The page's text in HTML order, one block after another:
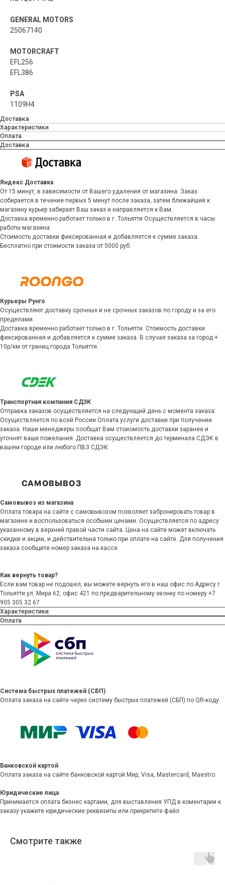
GENERAL MOTORS
25067140
MOTORCRAFT
EFL256
EFL386
PSA
1109H4
Доставка
Характеристики
Оплата
Доставка
Яндекс Доставка
От 15 минут, в зависимости от Вашего удаления от магазина. Заказ
собирается в течение первых 5 минут после заказа, затем ближайший к
магазину курьер забирает Ваш заказ и направляется к Вам.
Доставка временно работает только в г. Тольятти Осуществляется в часы
работы магазина.
Стоимость доставки фиксированная и добавляется к сумме заказа.
Бесплатно при стоимости заказа от 5000 руб.
Курьеры Рунго
Осуществляют доставку срочных и не срочных заказов по городу и за его
пределами.
Доставка временно работает только в г. Тольятти. Стоимость доставки
фиксированная и добавляется к сумме заказа. В случае заказа за город +
10р/км от границ города Тольятти.
Транспортная компания СДЭК
Отправка заказов осуществляется на следующий день с момента заказа.
Осуществляется по всей России Оплата услуги доставки при получении
заказа. Наши менеджеры сообщат Вам стоиомость доставки заранее и
уточнят ваши пожелания. Доставка осуществляется до терминала СДЭК в
вашем городе или любого ПВЗ СДЭК
Самовывоз из магазина
Оплата товара на сайте с самовывозом позволяет забронировать товар в
магазине и воспользоваться особыми ценами. Осуществляется по адресу
указанному в верхней правой части сайта. Цена на сайте может включать
скидки и акции, и действительна только при оплате на сайте. Для получения
заказа сообщите номер заказа на кассе.
Как вернуть товар?
Если вам товар не подошел, вы можете вернуть его в наш офис по Адресу г.
Тольятти ул. Мира 62, офис 421 по предварительному звонку по номеру +7
905 305 32 67
Характеристики
Оплата
Система быстрых платежей (СБП)
Оплата заказа на сайте через систему быстрых платежей (СБП) по QR-коду.
Банковской картой
Оплата заказа на сайте банковской картой Мир, Visa, Mastercard, Maestro.
Юридические лица
Принимается оплата бизнес картами, для выставления УПД в коментарии к
заказу укажите юридические реквизиты или прикрепите файл
Смотрите также